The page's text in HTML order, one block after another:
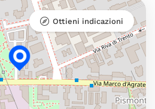
Ottieni indicazioni